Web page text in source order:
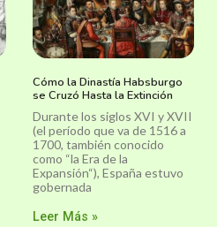
Cómo la Dinastía Habsburgo
se Cruzó Hasta la Extinción
Durante los siglos XVI y XVII
(el período que va de 1516 a
1700, también conocido
como “la Era de la
Expansión“), España estuvo
gobernada
Leer Más »